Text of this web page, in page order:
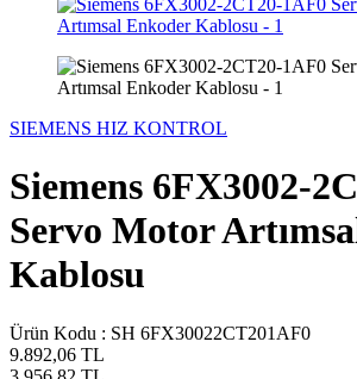
SIEMENS HIZ KONTROL
Siemens 6FX3002-
Servo Motor
Kablosu
Ürün Kodu : SH 6FX30022CT201AF0
9.892,06 TL